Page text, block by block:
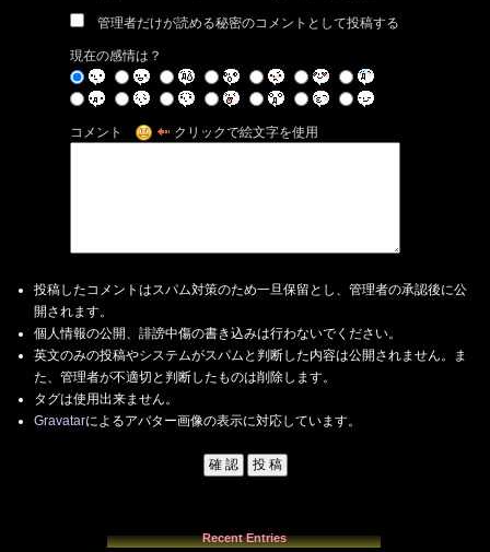
管理者だけが読める秘密のコメントとして投稿する
現在の感情は？
コメント クリックで絵文字を使用
投稿したコメントはスパム対策のため一旦保留とし、管理者の承認後に公
開されます。
個人情報の公開、誹謗中傷の書き込みは行わないでください。
英文のみの投稿やシステムがスパムと判断した内容は公開されません。ま
た、管理者が不適切と判断したものは削除します。
タグは使用出来ません。
Gravatarによるアバター画像の表示に対応しています。
Recent Entries